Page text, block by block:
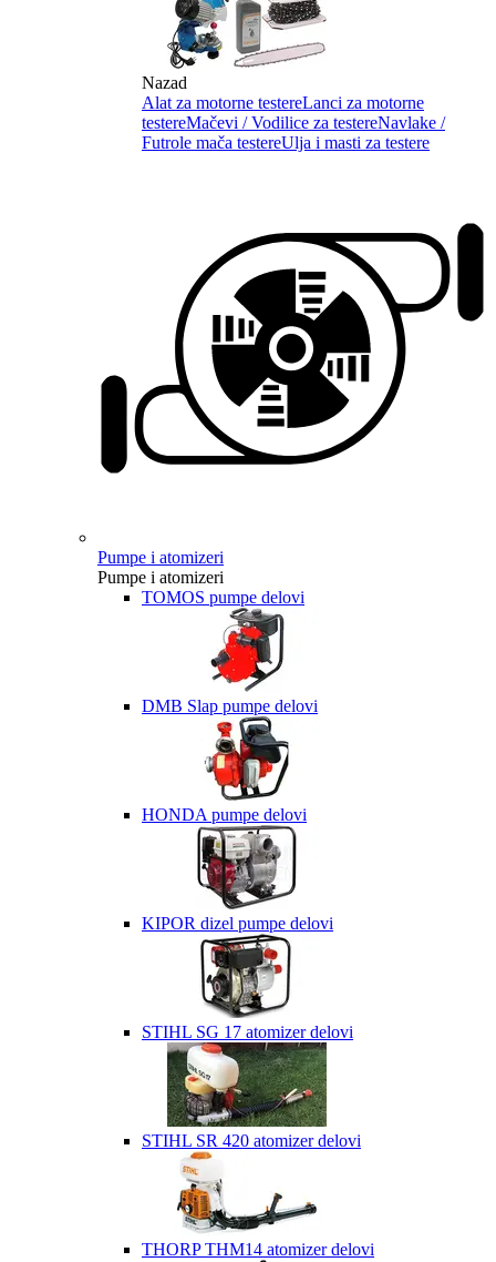
Nazad
Alat za motorne testereLanci za motorne
testereMačevi / Vodilice za testereNavlake /
Futrole mača testereUlja i masti za testere
Pumpe i atomizeri
Pumpe i atomizeri
TOMOS pumpe delovi
DMB Slap pumpe delovi
HONDA pumpe delovi
KIPOR dizel pumpe delovi
STIHL SG 17 atomizer delovi
STIHL SR 420 atomizer delovi
THORP THM14 atomizer delovi